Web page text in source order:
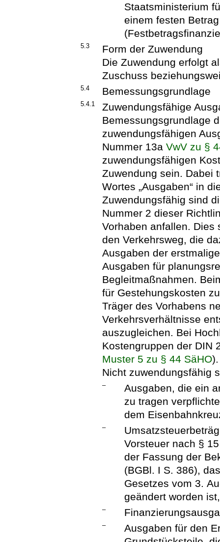
Staatsministerium
einem festen
5.3
Form der Zuwendung
Die Zuwendung erfolgt
Zuschuss
5.4 Bemessungsgrundlage
5.4.1
Zuwendungsfähige
Bemessungsgrundlage
zuwendungsfähigen
Nummer 13aVwV zu §
zuwendungsfähigen
Zuwendung sein. Dabei
Wortes „Ausgaben“ in
Zuwendungsfähig sind
Nummer 2 dieser
Vorhaben anfallen. Dies
den Verkehrsweg, die
Ausgaben der
Ausgaben für
Begleitmaßnahmen.
für Gestehungskosten
Träger des Vorhabens
Verkehrsverhältnisse
auszugleichen. Bei
Kostengruppen der DIN
Muster 5 zu § 44 SäHO).
Nicht zuwendungsfähig
–
Ausgaben, die ein
zu tragen
dem
–
Vorsteuer nach §
der Fassung der
(BGBl. I S. 386),
Gesetzes vom 3.
geändert worden
–
–
Ausgaben für den